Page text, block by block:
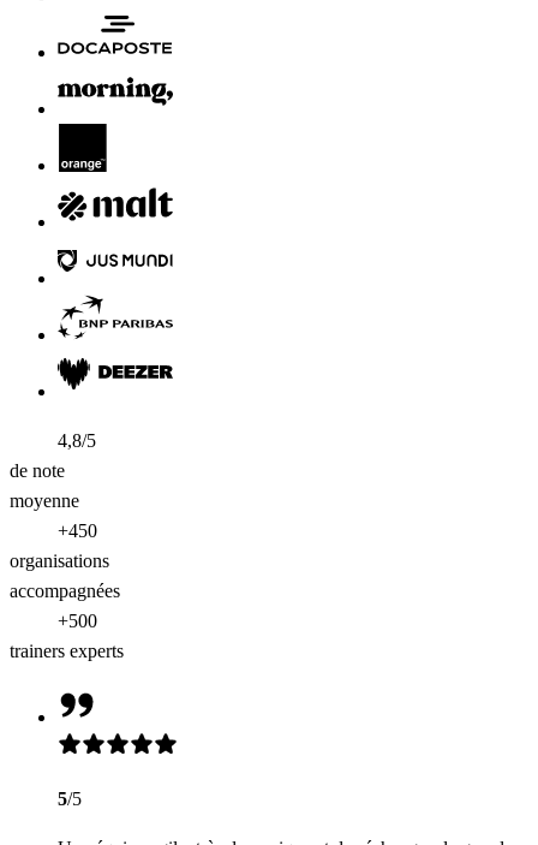
4,8/5
de note
moyenne
+450
organisations
accompagnées
+500
trainers experts
5/5